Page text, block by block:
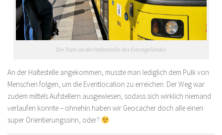
Die Tram an der Haltestelle des Eventgeländes
An der Haltestelle angekommen, musste man lediglich dem Pulk von
Menschen folgen, um die Eventlocation zu erreichen. Der Weg war
zudem mittels Aufstellern ausgewiesen, sodass sich wirklich niemand
verlaufen konnte – ohnehin haben wir Geocacher doch alle einen
super Orientierungssinn, oder?